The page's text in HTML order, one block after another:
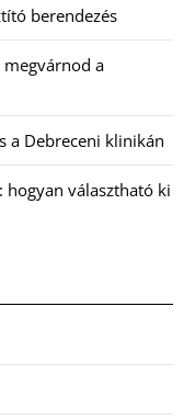
berendezés
a
a Debreceni klinikán
hogyan választható ki